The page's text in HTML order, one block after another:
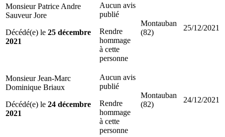
Monsieur Patrice Andre
Sauveur Jore
Décédé(e) le 25 décembre
2021
Aucun avis
publié
Rendre
hommage
à cette
personne
Montauban
(82)
25/12/2021
Monsieur Jean-Marc
Dominique Briaux
Décédé(e) le 24 décembre
2021
Aucun avis
publié
Rendre
hommage
à cette
personne
Montauban
(82)
24/12/2021